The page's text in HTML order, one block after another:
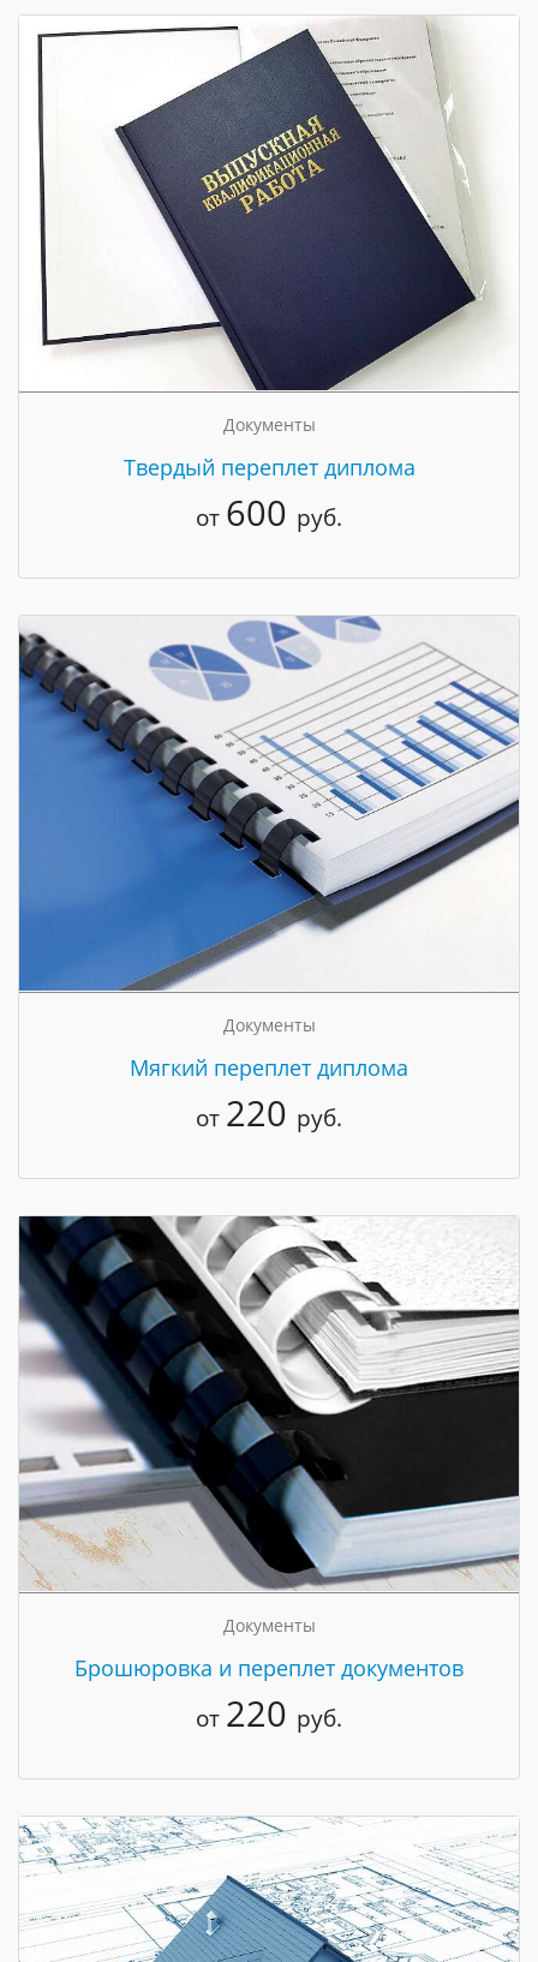
Документы
Твердый переплет диплома
от 600 руб.
Документы
Мягкий переплет диплома
от 220 руб.
Документы
Брошюровка и переплет документов
от 220 руб.